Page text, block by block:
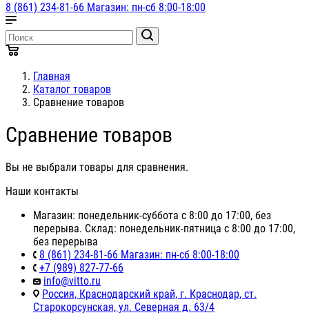
8 (861) 234-81-66 Магазин: пн-сб 8:00-18:00
Главная
Каталог товаров
Сравнение товаров
Сравнение товаров
Вы не выбрали товары для сравнения.
Наши контакты
Магазин: понедельник-суббота с 8:00 до 17:00, без
перерыва. Склад: понедельник-пятница с 8:00 до 17:00,
без перерыва
8 (861) 234-81-66 Магазин: пн-сб 8:00-18:00
+7 (989) 827-77-66
info@vitto.ru
Россия, Краснодарский край, г. Краснодар, ст.
Старокорсунская, ул. Северная д. 63/4